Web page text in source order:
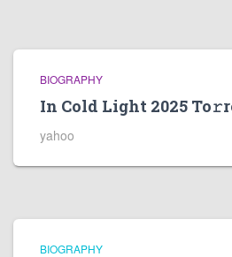
BIOGRAPHY
In Cold Light 2025
yahoo
BIOGRAPHY